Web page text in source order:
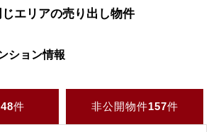
じエリアの売り出し物件
ション情報
48件 非公開物件157件